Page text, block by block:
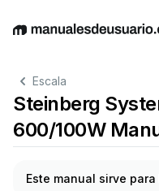
EnglishDeutschEspañol
Escala
Steinberg
600/100W
Este manual sirve